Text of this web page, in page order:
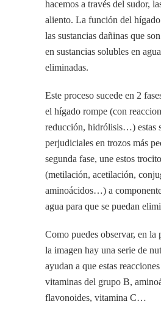
hacemos a través del sudor,
aliento. La función del
las sustancias dañinas que
en sustancias solubles en
eliminadas.
Este proceso sucede en 2
el hígado rompe (con
reducción, hidrólisis…) estas
perjudiciales en trozos más
segunda fase, une estos
(metilación, acetilación,
aminoácidos…) a
agua para que se puedan
Como puedes observar, en la
la imagen hay una serie de
ayudan a que estas
vitaminas del grupo B,
flavonoides, vitamina C…